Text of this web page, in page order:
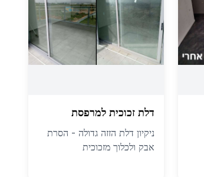
דלת זכוכית למרפסת
ניקיון דלת הזזה גדולה - הסרת
אבק ולכלוך מזכוכית